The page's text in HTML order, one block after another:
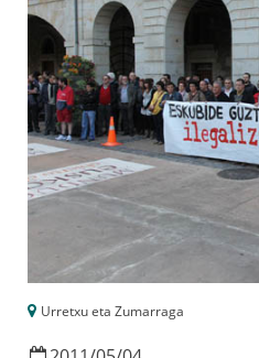
Urretxu eta Zumarraga